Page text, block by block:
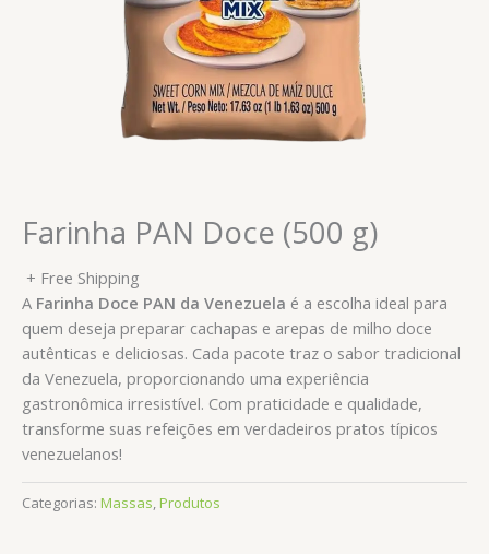
Farinha PAN Doce (500 g)
+ Free Shipping
A Farinha Doce PAN da Venezuela é a escolha ideal para
quem deseja preparar cachapas e arepas de milho doce
autênticas e deliciosas. Cada pacote traz o sabor tradicional
da Venezuela, proporcionando uma experiência
gastronômica irresistível. Com praticidade e qualidade,
transforme suas refeições em verdadeiros pratos típicos
venezuelanos!
Categorias: Massas,Produtos